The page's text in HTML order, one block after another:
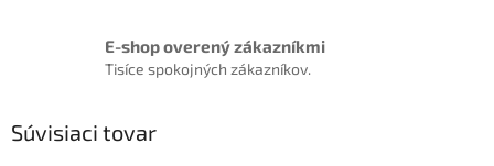
E-shop overený zákazníkmi
Tisíce spokojných zákazníkov.
Súvisiaci tovar